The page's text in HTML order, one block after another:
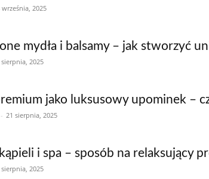
września, 2025
mydła i balsamy – jak stworzyć
sierpnia, 2025
jako luksusowy upominek –
- 21 sierpnia, 2025
i spa – sposób na relaksujący
sierpnia, 2025